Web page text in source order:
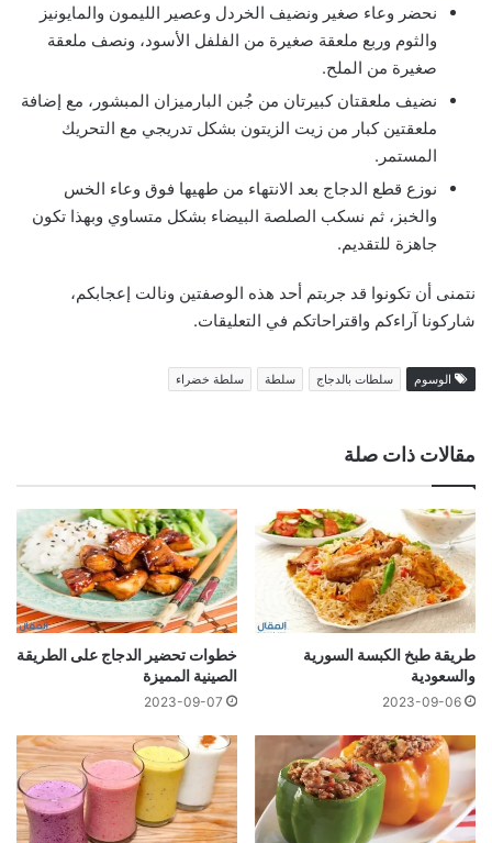
نحضر وعاء صغير ونضيف الخردل وعصير الليمون والمايونيز
والثوم وربع ملعقة صغيرة من الفلفل الأسود، ونصف ملعقة
صغيرة من الملح.
نضيف ملعقتان كبيرتان من جُبن البارميزان المبشور، مع إضافة
ملعقتين كبار من زيت الزيتون بشكل تدريجي مع التحريك
المستمر.
نوزع قطع الدجاج بعد الانتهاء من طهيها فوق وعاء الخس
والخبز، ثم نسكب الصلصة البيضاء بشكل متساوي وبهذا تكون
جاهزة للتقديم.
نتمنى أن تكونوا قد جربتم أحد هذه الوصفتين ونالت إعجابكم،
شاركونا آراءكم واقتراحاتكم في التعليقات.
الوسوم سلطات بالدجاج سلطة سلطة خضراء
مقالات ذات صلة
طريقة طبخ الكبسة السورية
والسعودية
2023-09-06
خطوات تحضير الدجاج على الطريقة
الصينية المميزة
2023-09-07